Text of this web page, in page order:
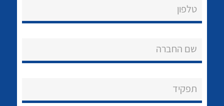
About Ateka Ltd.
לכל מוצרי היצרן
טלפון
שם החברה
תפקיד